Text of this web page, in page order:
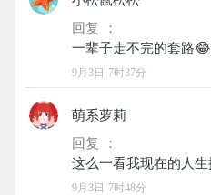
回复 ：
9月3日 7时37分
萌系萝莉
回复 ：
9月3日 7时48分